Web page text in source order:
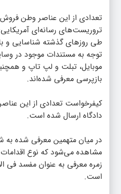
تعدادی از این عناصر وطن
تروریست‌های رسانه‌ای
طی روز‌های گذشته شناسایی و
توجه به مستندات موجود در
موبایل، تبلت و لپ تاپ و
بازپرسی معرفی شده‌اند.
کیفرخواست تعدادی از این
دادگاه ارسال شده است.
در میان متهمین معرفی شده
مشاهده می‌شود که نوع اقدامات
زمره معرفی به عنوان مفسد فی
است.